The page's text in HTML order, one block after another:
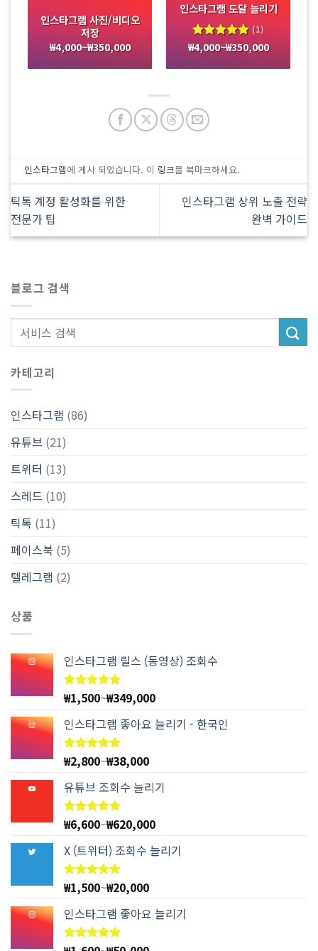
인스타그램 사진/비디오
저장
₩4,000~₩350,000
인스타그램 도달 늘리기
5 중에서
5.00
평가됨
(1)
₩4,000~₩350,000
인스타그램에 게시 되었습니다. 이 링크를 북마크하세요.
틱톡 계정 활성화를 위한
전문가 팁
인스타그램 상위 노출 전략
완벽 가이드
블로그 검색
카테고리
인스타그램 (86)
유튜브 (21)
트위터 (13)
스레드 (10)
틱톡 (11)
페이스북 (5)
텔레그램 (2)
상품
인스타그램 릴스 (동영상) 조회수
5 중에서
4.97
평가됨
₩1,500~₩349,000
인스타그램 좋아요 늘리기 - 한국인
5 중에서
4.94
평가됨
₩2,800~₩38,000
유튜브 조회수 늘리기
5 중에서
4.78
평가됨
₩6,600~₩620,000
X (트위터) 조회수 늘리기
5 중에서
5.00
평가됨
₩1,500~₩20,000
인스타그램 좋아요 늘리기